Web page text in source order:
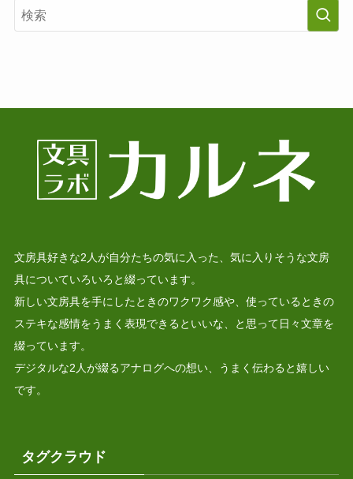
文房具好きな2人が自分たちの気に入った、気に入りそうな文房
具についていろいろと綴っています。
新しい文房具を手にしたときのワクワク感や、使っているときの
ステキな感情をうまく表現できるといいな、と思って日々文章を
綴っています。
デジタルな2人が綴るアナログへの想い、うまく伝わると嬉しい
です。
タグクラウド